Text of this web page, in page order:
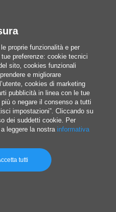
dell’offerta.
proprio target e creare
permette alle aziende
strategia di
comunicazione fino al
di una
proprie funzionalità e per
preferenze: cookie tecnici
sito, cookies funzionali
e migliorare
cookies di marketing
pubblicità in linea con le tue
o negare il consenso a tutti
impostazioni”. Cliccando su
dei suddetti cookie. Per
leggere la nostra informativa
tutti